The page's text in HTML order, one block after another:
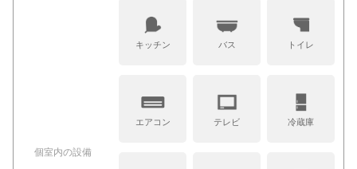
個室内の設備
キッチン バス トイレ
エアコン テレビ 冷蔵庫